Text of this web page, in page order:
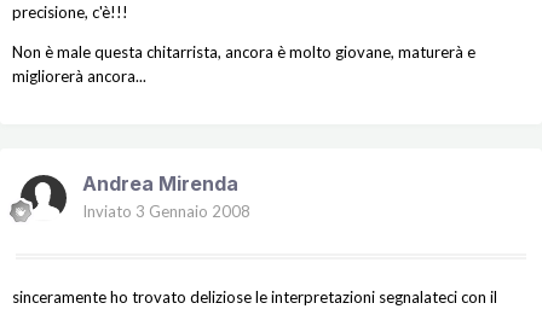
precisione, c'è!!!
Non è male questa chitarrista, ancora è molto giovane, maturerà e
migliorerà ancora...
Andrea Mirenda
Inviato 3 Gennaio 2008
sinceramente ho trovato deliziose le interpretazioni segnalateci con il